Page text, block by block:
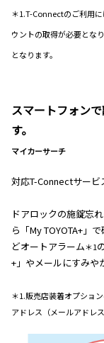
＊1.T-Connectのご利用
ウントの取得が必要とな
となります。
スマートフォン
す。
マイカーサーチ
対応T-Connectサービ
ドアロックの施錠忘
ら「My TOYOTA+」
どオートアラーム＊1
+」やメールにすみや
＊1.販売店装着オプショ
アドレス（メールアドレ